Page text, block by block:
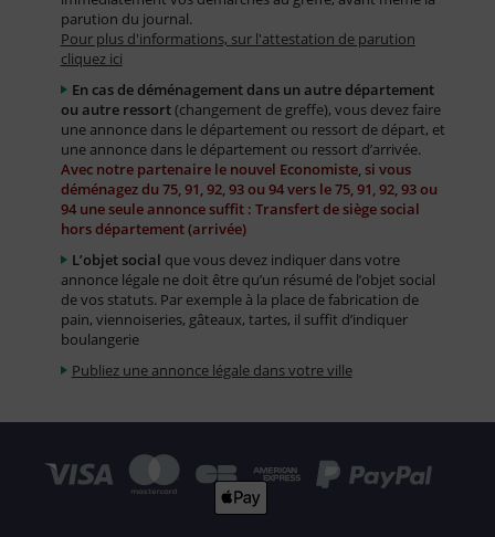
parution du journal.
Pour plus d'informations, sur l'attestation de parution
cliquez ici
En cas de déménagement dans un autre département
ou autre ressort(changement de greffe), vous devez faire
une annonce dans le département ou ressort de départ, et
une annonce dans le département ou ressort d’arrivée.
Avec notre partenaire le nouvel Economiste, si vous
déménagez du 75, 91, 92, 93 ou 94 vers le 75, 91, 92, 93 ou
94 une seule annonce suffit : Transfert de siège social
hors département (arrivée)
L’objet social que vous devez indiquer dans votre
annonce légale ne doit être qu’un résumé de l’objet social
de vos statuts. Par exemple à la place de fabrication de
pain, viennoiseries, gâteaux, tartes, il suffit d’indiquer
boulangerie
Publiez une annonce légale dans votre ville